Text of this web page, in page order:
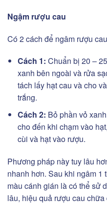
Ngậm rượu cau
Có 2 cách để ngâm rượu
Cách 1: Chuẩn bị 20 –
xanh bên ngoài và rửa
tách lấy hạt cau và cho
trắng.
Cách 2: Bỏ phần vỏ
cho đến khi chạm vào
cùi và hạt vào rượu.
Phương pháp này tuy lâu
nhanh hơn. Sau khi ngâm 1
màu cánh gián là có thể sử
lâu, hiệu quả rượu cau chữa